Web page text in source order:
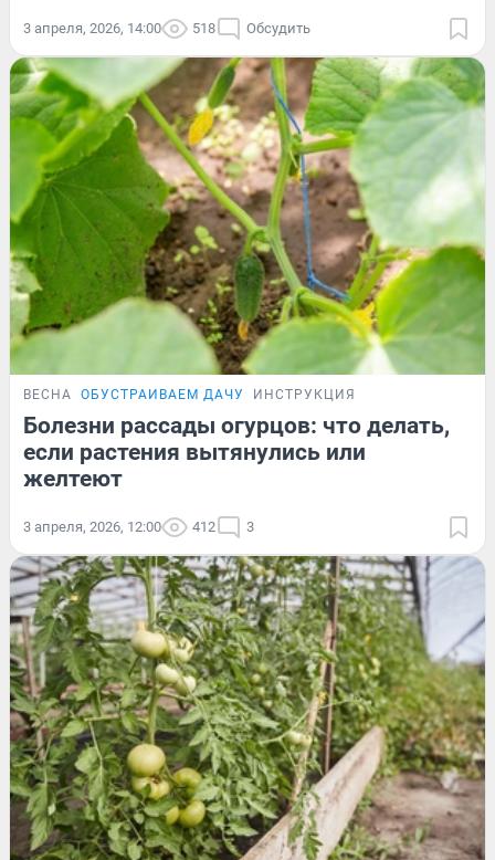
3 апреля, 2026, 14:00 518 Обсудить
ВЕСНА ОБУСТРАИВАЕМ ДАЧУ ИНСТРУКЦИЯ
Болезни рассады огурцов: что делать,
если растения вытянулись или
желтеют
3 апреля, 2026, 12:00 412 3